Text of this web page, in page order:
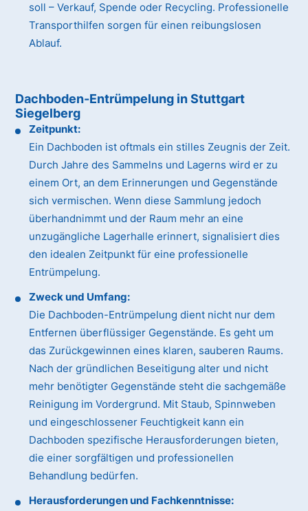
soll – Verkauf, Spende oder Recycling. Professionelle
Transporthilfen sorgen für einen reibungslosen
Ablauf.
Dachboden-Entrümpelung in Stuttgart
Siegelberg
Zeitpunkt:
Ein Dachboden ist oftmals ein stilles Zeugnis der Zeit.
Durch Jahre des Sammelns und Lagerns wird er zu
einem Ort, an dem Erinnerungen und Gegenstände
sich vermischen. Wenn diese Sammlung jedoch
überhandnimmt und der Raum mehr an eine
unzugängliche Lagerhalle erinnert, signalisiert dies
den idealen Zeitpunkt für eine professionelle
Entrümpelung.
Zweck und Umfang:
Die Dachboden-Entrümpelung dient nicht nur dem
Entfernen überflüssiger Gegenstände. Es geht um
das Zurückgewinnen eines klaren, sauberen Raums.
Nach der gründlichen Beseitigung alter und nicht
mehr benötigter Gegenstände steht die sachgemäße
Reinigung im Vordergrund. Mit Staub, Spinnweben
und eingeschlossener Feuchtigkeit kann ein
Dachboden spezifische Herausforderungen bieten,
die einer sorgfältigen und professionellen
Behandlung bedürfen.
Herausforderungen und Fachkenntnisse: